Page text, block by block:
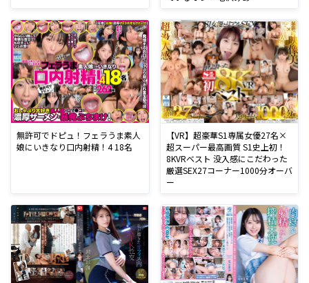
無許可でドピュ！フェラうま素人
娘にいきなり口内射精！4 18名
【VR】超豪華S1専属女優27名×
超スーパー最高画質 S1史上初！
8KVRベスト 没入感にこだわった
厳選SEX27コーナー1000分オーバ
ー